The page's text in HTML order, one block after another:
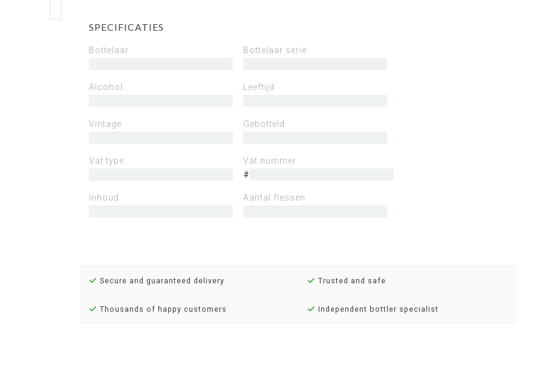
SPECIFICATIES
Bottelaar Bottelaar serie
Alcohol Leeftijd
Vintage Gebotteld
Vat type
Vat nummer
#
Inhoud Aantal flessen
Secure and guaranteed delivery Trusted and safe
Thousands of happy customers Independent bottler specialist